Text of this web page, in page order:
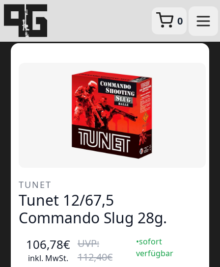
0
TUNET
Tunet 12/67,5
Commando Slug 28g.
106,78€
inkl. MwSt.
UVP:
112,40€
•sofort
verfügbar